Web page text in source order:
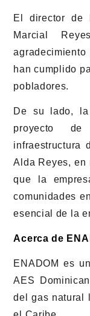
El director de
Marcial
han cumplido
pobladores.
De su lado, la
proyecto
infraestructura
Alda Reyes, en
que la
comunidades
esencial de la
Acerca de
ENADOM es
AES
del gas natural